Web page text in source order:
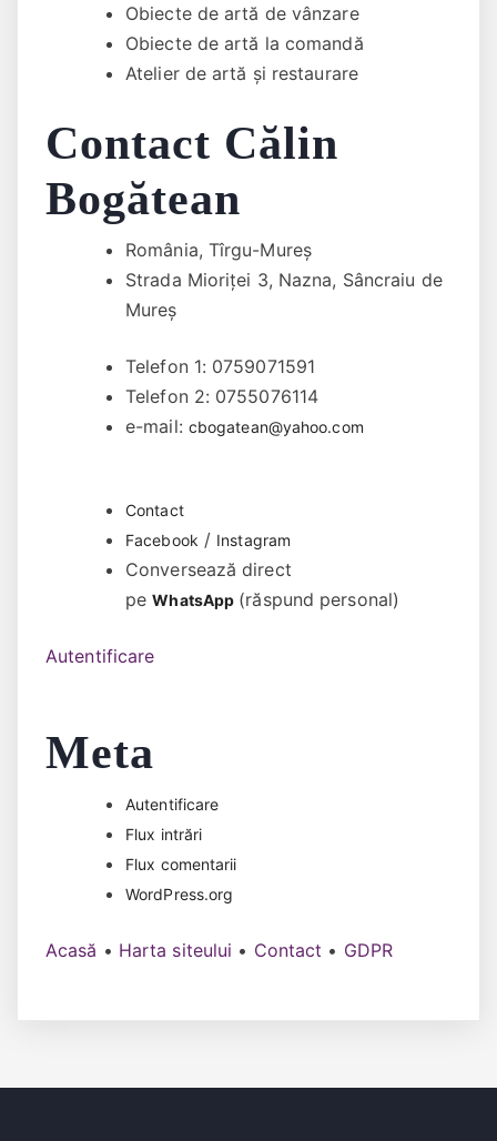
Obiecte de artă de vânzare
Obiecte de artă la comandă
Atelier de artă și restaurare
Contact Călin
Bogătean
România, Tîrgu-Mureș
Strada Mioriței 3, Nazna, Sâncraiu de
Mureș
Telefon 1: 0759071591
Telefon 2: 0755076114
e-mail: cbogatean@yahoo.com
Contact
Facebook / Instagram
Conversează direct
peWhatsApp (răspund personal)
Autentificare
Meta
Autentificare
Flux intrări
Flux comentarii
WordPress.org
Acasă • Harta siteului • Contact • GDPR